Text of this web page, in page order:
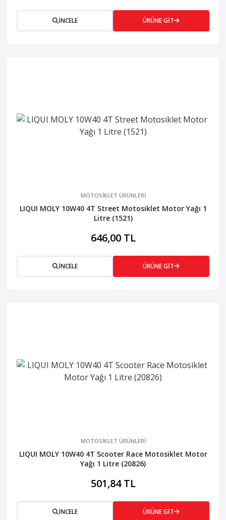
İNCELE ÜRÜNE GİT
MOTOSİKLET ÜRÜNLERİ
LIQUI MOLY 10W40 4T Street Motosiklet Motor Yağı 1
Litre (1521)
646,00 TL
İNCELE ÜRÜNE GİT
MOTOSİKLET ÜRÜNLERİ
LIQUI MOLY 10W40 4T Scooter Race Motosiklet Motor
Yağı 1 Litre (20826)
501,84 TL
İNCELE ÜRÜNE GİT